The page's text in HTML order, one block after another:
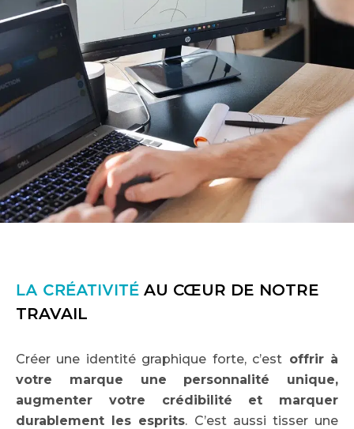
LA CRÉATIVITÉ AU CŒUR DE NOTRE
TRAVAIL
Créer une identité graphique forte, c’est offrir à
votre marque une personnalité unique,
augmenter votre crédibilité et marquer
durablement les esprits. C’est aussi tisser une